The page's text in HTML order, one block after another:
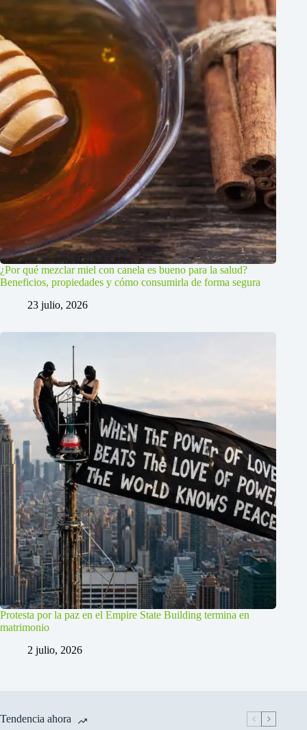
¿Por qué mezclar miel con canela es bueno para la salud?
Beneficios, propiedades y cómo consumirla de forma segura
23 julio, 2026
Protesta por la paz en el Empire State Building termina en
matrimonio
2 julio, 2026
Tendencia ahora